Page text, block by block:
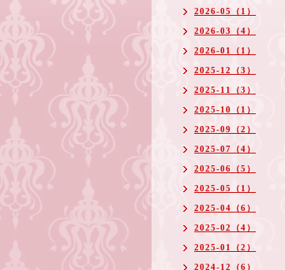
2026-05（1）
2026-03（4）
2026-01（1）
2025-12（3）
2025-11（3）
2025-10（1）
2025-09（2）
2025-07（4）
2025-06（5）
2025-05（1）
2025-04（6）
2025-02（4）
2025-01（2）
2024-12（6）